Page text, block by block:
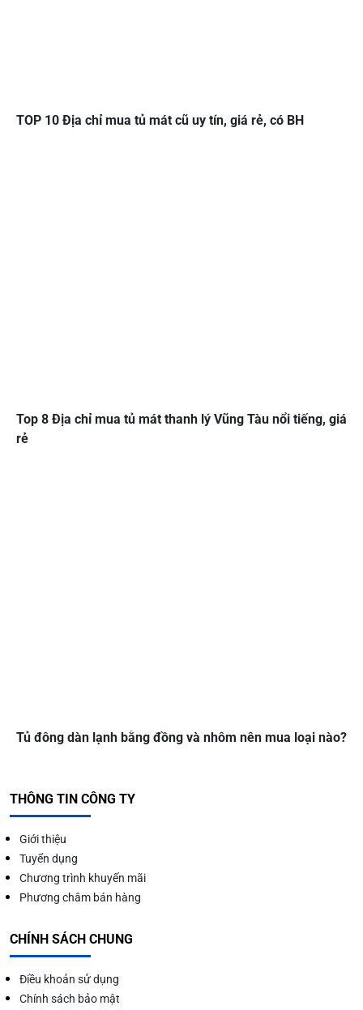
TOP 10 Địa chỉ mua tủ mát cũ uy tín, giá rẻ, có BH
Top 8 Địa chỉ mua tủ mát thanh lý Vũng Tàu nổi tiếng, giá
rẻ
Tủ đông dàn lạnh bằng đồng và nhôm nên mua loại nào?
THÔNG TIN CÔNG TY
Giới thiệu
Tuyển dụng
Chương trình khuyến mãi
Phương châm bán hàng
CHÍNH SÁCH CHUNG
Điều khoản sử dụng
Chính sách bảo mật